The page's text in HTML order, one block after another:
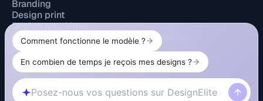
Branding
Design print
Design graphique
© 2026 Design Elite. Tous droits réservés
Politique de confidentialité
Mentions légales
Politique de cookies